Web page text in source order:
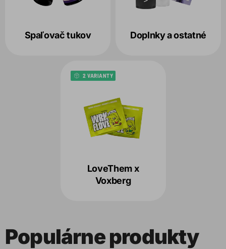
Spaľovač tukov Doplnky a ostatné
LoveThem x
Voxberg
2 VARIANTY
Populárne produkty